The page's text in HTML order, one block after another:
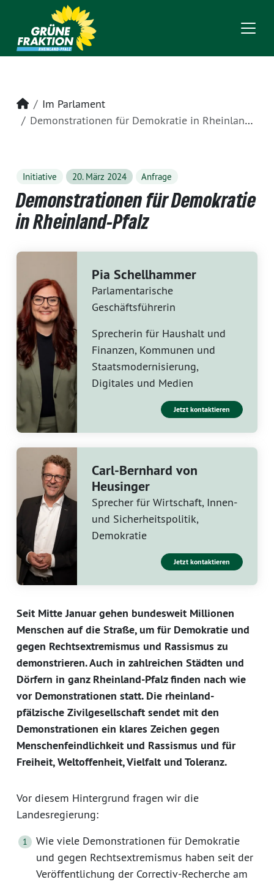
Startseite
Im Parlament
Demonstrationen für Demokratie in Rheinland-Pfalz
Initiative 20. März 2024 Anfrage
Demonstrationen für Demokratie
in Rheinland-Pfalz
Pia Schellhammer
Parlamentarische
Geschäftsführerin
Sprecherin für Haushalt und
Finanzen, Kommunen und
Staatsmodernisierung,
Digitales und Medien
Jetzt kontaktieren
Carl-Bernhard von
Heusinger
Sprecher für Wirtschaft, Innen-
und Sicherheitspolitik,
Demokratie
Jetzt kontaktieren
Seit Mitte Januar gehen bundesweit Millionen
Menschen auf die Straße, um für Demokratie und
gegen Rechtsextremismus und Rassismus zu
demonstrieren. Auch in zahlreichen Städten und
Dörfern in ganz Rheinland-Pfalz finden nach wie
vor Demonstrationen statt. Die rheinland-
pfälzische Zivilgesellschaft sendet mit den
Demonstrationen ein klares Zeichen gegen
Menschenfeindlichkeit und Rassismus und für
Freiheit, Weltoffenheit, Vielfalt und Toleranz.
Vor diesem Hintergrund fragen wir die
Landesregierung:
Wie viele Demonstrationen für Demokratie
und gegen Rechtsextremismus haben seit der
Veröffentlichung der Correctiv-Recherche am